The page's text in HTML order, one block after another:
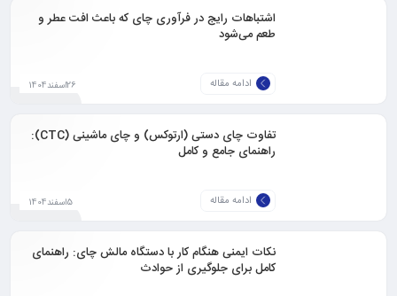
اشتباهات رایج در فرآوری چای که باعث افت عطر و
طعم می‌شود
ادامه مقاله 26اسفند1404
تفاوت چای دستی (ارتوکس) و چای ماشینی (CTC):
راهنمای جامع و کامل
ادامه مقاله 5اسفند1404
نکات ایمنی هنگام کار با دستگاه مالش چای: راهنمای
کامل برای جلوگیری از حوادث